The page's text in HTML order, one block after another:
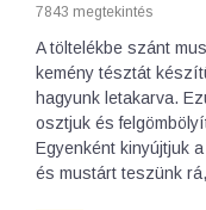
7843 megtekintés
A töltelékbe szánt
kemény tésztát
hagyunk letakarva.
osztjuk és
Egyenként kinyújtjuk
és mustárt teszünk